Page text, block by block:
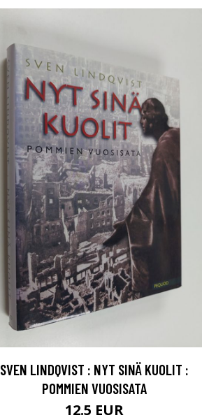
SVEN LINDQVIST : NYT SINÄ KUOLIT :
POMMIEN VUOSISATA
12.5 EUR